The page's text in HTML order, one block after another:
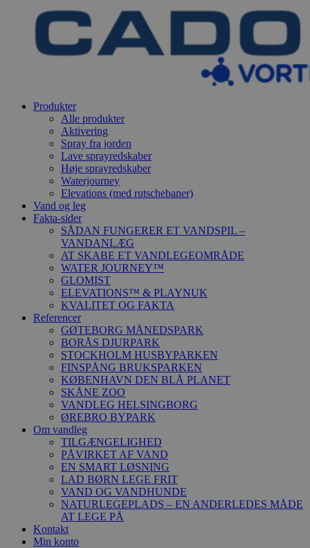
Produkter
Alle produkter
Aktivering
Spray fra jorden
Lave sprayredskaber
Høje sprayredskaber
Waterjourney
Elevations (med rutschebaner)
Vand og leg
Fakta-sider
SÅDAN FUNGERER ET VANDSPIL –
VANDANLÆG
AT SKABE ET VANDLEGEOMRÅDE
WATER JOURNEY™
GLOMIST
ELEVATIONS™ & PLAYNUK
KVALITET OG FAKTA
Referencer
GØTEBORG MÅNEDSPARK
BORÅS DJURPARK
STOCKHOLM HUSBYPARKEN
FINSPÅNG BRUKSPARKEN
KØBENHAVN DEN BLÅ PLANET
SKÅNE ZOO
VANDLEG HELSINGBORG
ØREBRO BYPARK
Om vandleg
TILGÆNGELIGHED
PÅVIRKET AF VAND
EN SMART LØSNING
LAD BØRN LEGE FRIT
VAND OG VANDHUNDE
NATURLEGEPLADS – EN ANDERLEDES MÅDE
AT LEGE PÅ
Kontakt
Min konto